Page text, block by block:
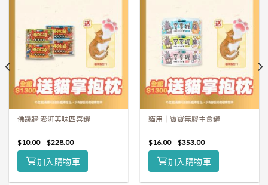
佛跳牆 澎湃美味四喜罐
$10.00–$228.00
加入購物車
貓用｜寶寶無膠主食罐
$16.00–$353.00
加入購物車